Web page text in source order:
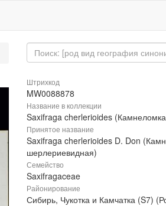
Штрихкод
MW0088878
Название в коллекции
Saxifraga cherlerioides
Принятое название
Saxifraga cherlerioides D. Don
шерлериевидная)
Семейство
Saxifragaceae
Районирование
Сибирь, Чукотка и Камчатка (S7)